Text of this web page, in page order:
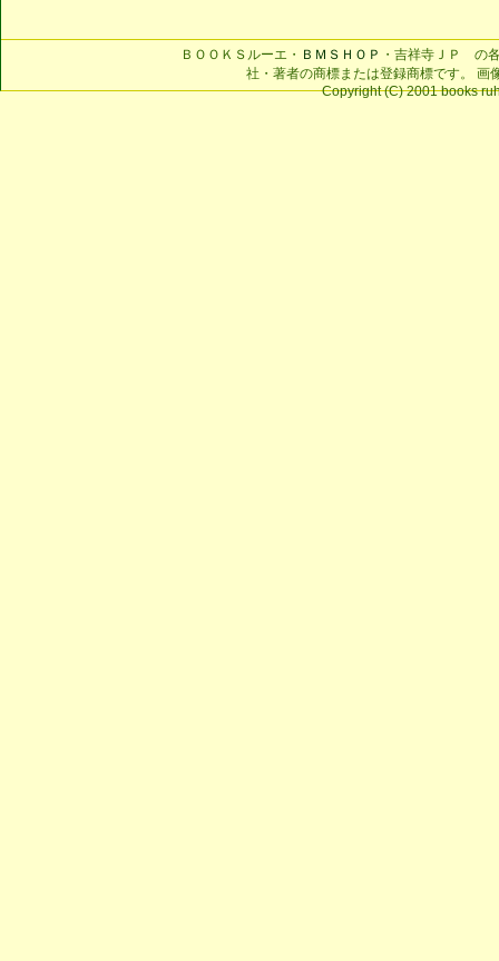
ＢＯＯＫＳルーエ・ ＢＭＳＨＯＰ ・吉祥寺ＪＰ の
社・著者の商標または登録商標です。 画
Copyright (C) 2001 books